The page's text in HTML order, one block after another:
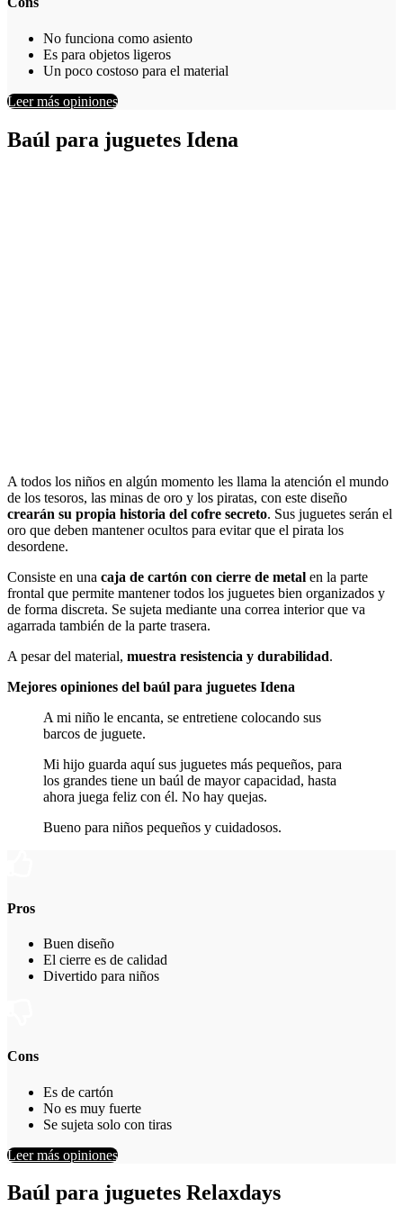
No funciona como asiento
Es para objetos ligeros
Un poco costoso para el material
Leer más opiniones
Baúl para juguetes Idena
A todos los niños en algún momento les llama la atención el mundo
de los tesoros, las minas de oro y los piratas, con este diseño
crearán su propia historia del cofre secreto. Sus juguetes serán el
oro que deben mantener ocultos para evitar que el pirata los
desordene.
Consiste en una caja de cartón con cierre de metal en la parte
frontal que permite mantener todos los juguetes bien organizados y
de forma discreta. Se sujeta mediante una correa interior que va
agarrada también de la parte trasera.
A pesar del material, muestra resistencia y durabilidad.
Mejores opiniones del baúl para juguetes Idena
A mi niño le encanta, se entretiene colocando sus
barcos de juguete.
Mi hijo guarda aquí sus juguetes más pequeños, para
los grandes tiene un baúl de mayor capacidad, hasta
ahora juega feliz con él. No hay quejas.
Bueno para niños pequeños y cuidadosos.
Pros
Buen diseño
El cierre es de calidad
Divertido para niños
Cons
Es de cartón
No es muy fuerte
Se sujeta solo con tiras
Leer más opiniones
Baúl para juguetes Relaxdays